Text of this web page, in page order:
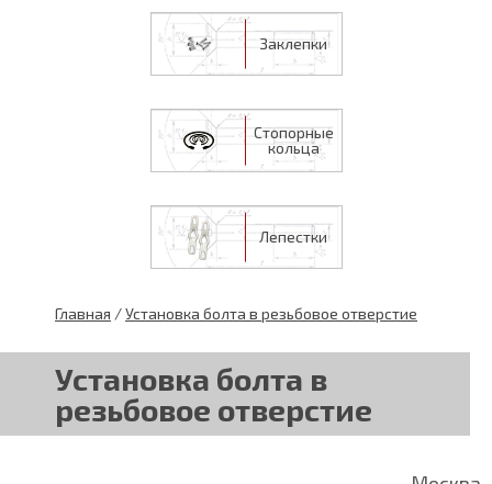
Заклепки
Стопорные
кольца
Лепестки
Главная /Установка болта в резьбовое отверстие
Установка болта в
резьбовое отверстие